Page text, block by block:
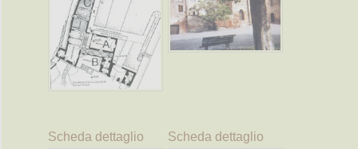
Scheda dettaglio Scheda dettaglio